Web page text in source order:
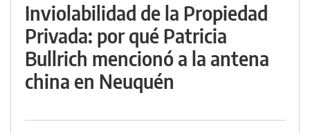
Inviolabilidad de la Propiedad
Privada: por qué Patricia
Bullrich mencionó a la antena
china en Neuquén